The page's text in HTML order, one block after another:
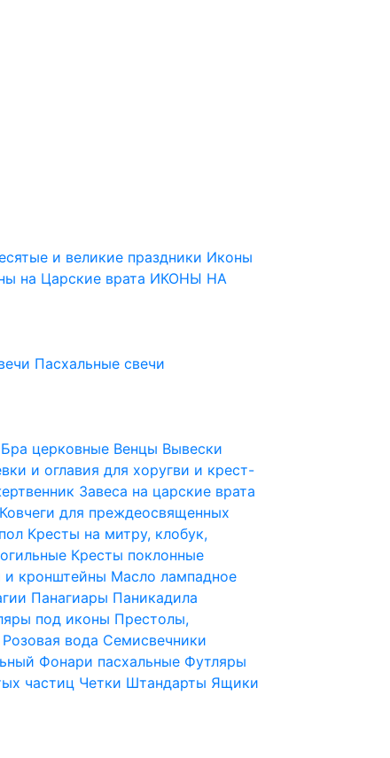
и великие праздники Иконы
на Царские врата ИКОНЫ НА
Пасхальные свечи
Бра церковные Венцы Вывески
и оглавия для хоругви и крест-
Завеса на царские врата
Ковчеги для преждеосвященных
Кресты на митру, клобук,
Кресты поклонные
кронштейны Масло лампадное
Панагиары Паникадила
под иконы Престолы,
Розовая вода Семисвечники
Фонари пасхальные Футляры
частиц Четки Штандарты Ящики